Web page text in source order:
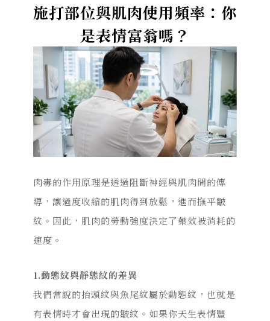
施打部位與肌肉使用頻率：你
是表情富翁嗎？
肉毒的作用原理是透過阻斷神經與肌肉間的傳
導，讓過度收縮的肌肉得到放鬆，進而撫平皺
紋。因此，肌肉的勞動強度決定了藥效被消耗的
速度。
1.動態紋與靜態紋的差異
我們常說的抬頭紋與魚尾紋屬於動態紋，也就是
有表情時才會出現的皺紋。如果你天生表情豐